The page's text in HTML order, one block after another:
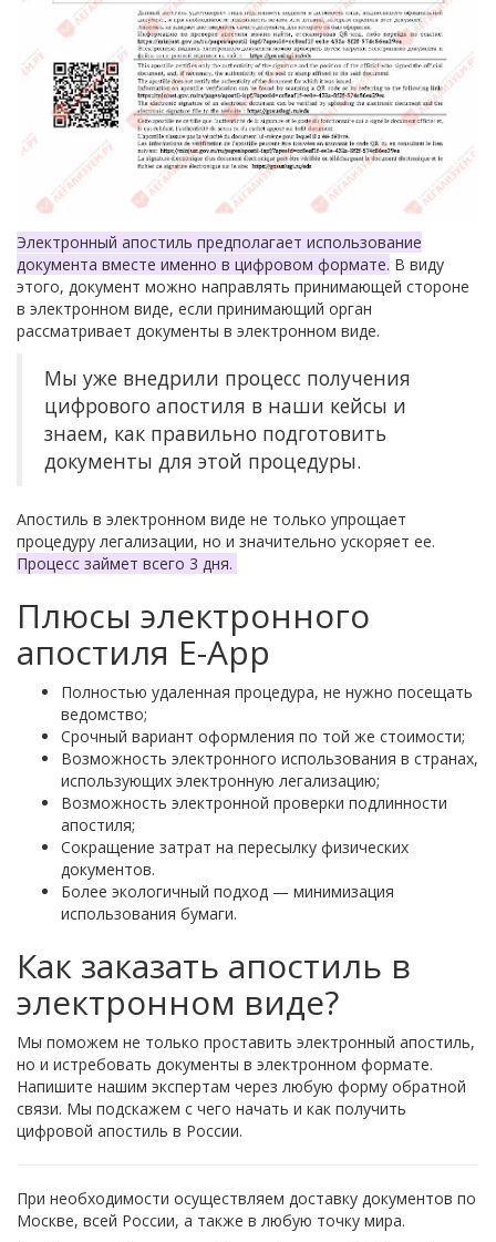
Электронный апостиль предполагает использование
документа вместе именно в цифровом формате. В виду
этого, документ можно направлять принимающей стороне
в электронном виде, если принимающий орган
рассматривает документы в электронном виде.
Мы уже внедрили процесс получения
цифрового апостиля в наши кейсы и
знаем, как правильно подготовить
документы для этой процедуры.
Апостиль в электронном виде не только упрощает
процедуру легализации, но и значительно ускоряет ее.
Процесс займет всего 3 дня.
Плюсы электронного
апостиля E-App
Полностью удаленная процедура, не нужно посещать
ведомство;
Срочный вариант оформления по той же стоимости;
Возможность электронного использования в странах,
использующих электронную легализацию;
Возможность электронной проверки подлинности
апостиля;
Сокращение затрат на пересылку физических
документов.
Более экологичный подход — минимизация
использования бумаги.
Как заказать апостиль в
электронном виде?
Мы поможем не только проставить электронный апостиль,
но и истребовать документы в электронном формате.
Напишите нашим экспертам через любую форму обратной
связи. Мы подскажем с чего начать и как получить
цифровой апостиль в России.
При необходимости осуществляем доставку документов по
Москве, всей России, а также в любую точку мира.